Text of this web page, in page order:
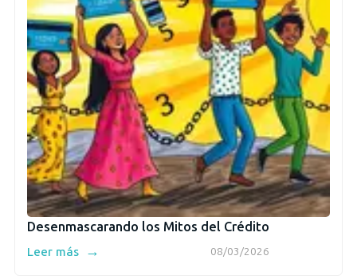
Desenmascarando los Mitos del Crédito
08/03/2026
Leer más →